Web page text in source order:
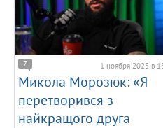
7 1 ноября 2025 в
Микола Морозюк: «Я
перетворився з
найкращого друга